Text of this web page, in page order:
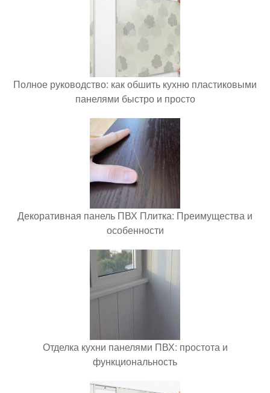
Полное руководство: как обшить кухню пластиковыми
панелями быстро и просто
Декоративная панель ПВХ Плитка: Преимущества и
особенности
Отделка кухни панелями ПВХ: простота и
функциональность